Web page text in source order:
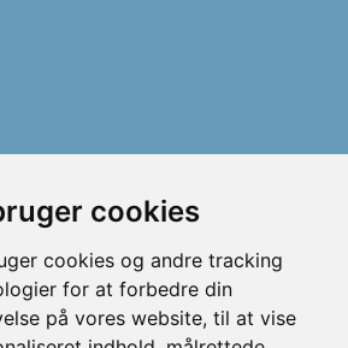
cookies
cookies og andre tracking
for at forbedre din
på vores website, til at vise